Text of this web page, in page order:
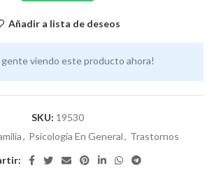
Añadir a lista de deseos
gente viendo este producto ahora!
SKU: 19530
, Psicología En General, Trastornos